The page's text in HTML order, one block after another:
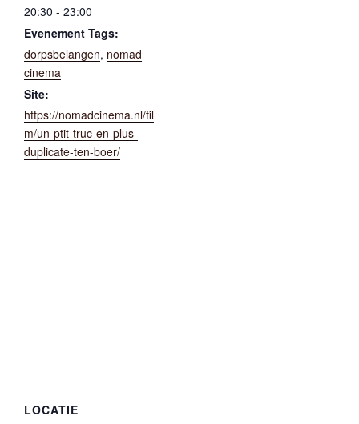
20:30 - 23:00
Evenement Tags:
dorpsbelangen, nomad
cinema
Site:
https://nomadcinema.nl/fil
m/un-ptit-truc-en-plus-
duplicate-ten-boer/
LOCATIE